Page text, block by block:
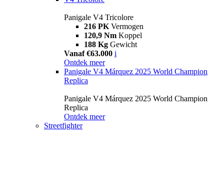
Panigale V4 Tricolore
216 PK Vermogen
120,9 Nm Koppel
188 Kg Gewicht
Vanaf €63.000 i
Ontdek meer
Panigale V4 Márquez 2025 World Champion
Replica
Panigale V4 Márquez 2025 World Champion
Replica
Ontdek meer
Streetfighter